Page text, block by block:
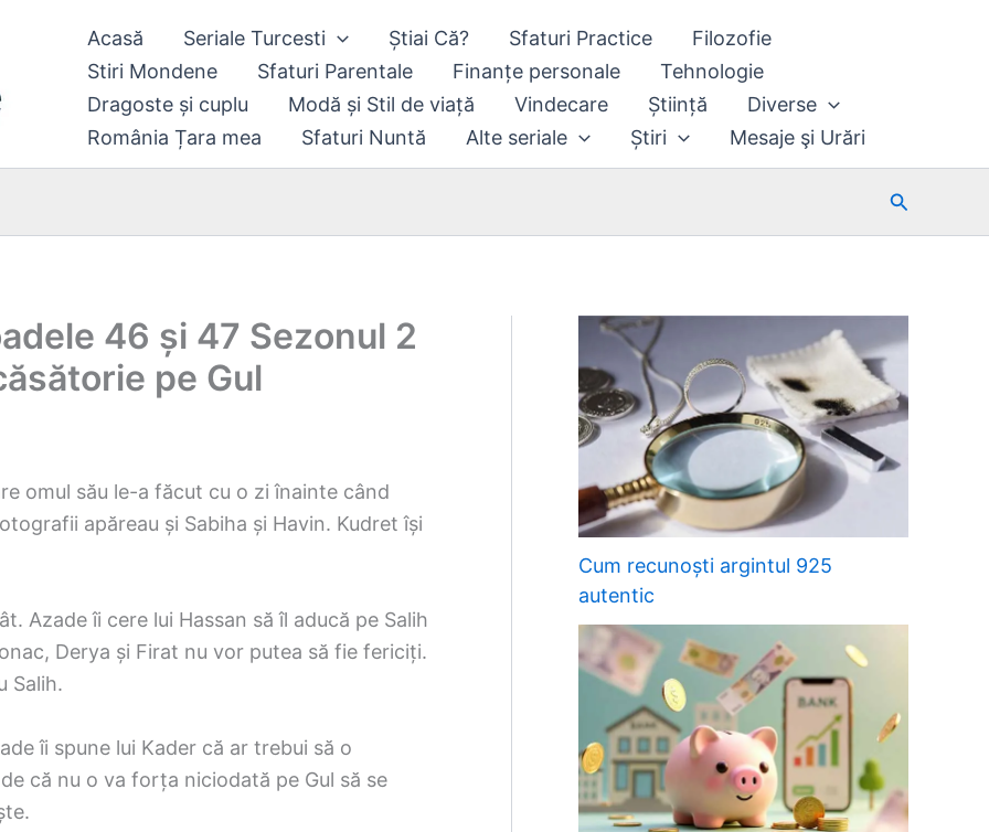
Acasă Seriale Turcesti Știai Că? Sfaturi Practice
Filozofie
Stiri Mondene
Sfaturi Parentale Finanțe personale
Tehnologie
Dragoste și cuplu
Modă și Stil de viață Vindecare Știință
Diverse
România Țara mea
Sfaturi Nuntă Alte seriale Știri Mesaje şi Urări
Search
46 și 47 Sezonul 2
pe Gul
omul său le-a făcut cu o zi înainte când
apăreau și Sabiha și Havin. Kudret își
Azade îi cere lui Hassan să îl aducă pe Salih
Derya și Firat nu vor putea să fie fericiți.
Salih.
îi spune lui Kader că ar trebui să o
că nu o va forța niciodată pe Gul să se
Cum recunoști argintul 925
autentic